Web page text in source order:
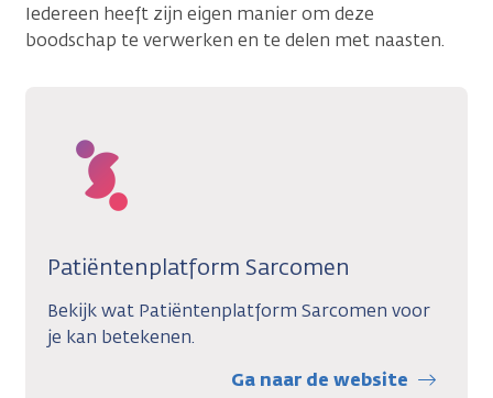
Iedereen heeft zijn eigen manier om deze
boodschap te verwerken en te delen met naasten.
Patiëntenplatform Sarcomen
Bekijk wat Patiëntenplatform Sarcomen voor
je kan betekenen.
Ga naar de website